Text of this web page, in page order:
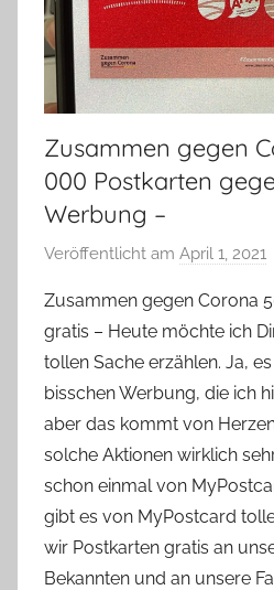
Zusammen gegen
000 Postkarten
Werbung –
Veröffentlicht am April 1, 2021
Y
v
Zusammen gegen Corona
gratis – Heute möchte ich
tollen Sache erzählen. Ja,
bisschen Werbung, die ich
aber das kommt von
solche Aktionen wirklich
schon einmal von
gibt es von MyPostcard
wir Postkarten gratis an
Bekannten und an unsere